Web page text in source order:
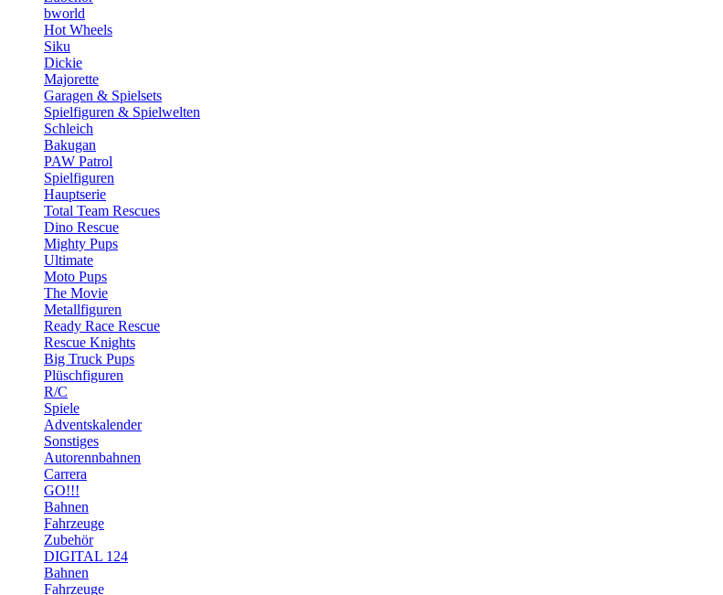
bworld
Hot Wheels
Siku
Dickie
Majorette
Garagen & Spielsets
Spielfiguren & Spielwelten
Schleich
Bakugan
PAW Patrol
Spielfiguren
Hauptserie
Total Team Rescues
Dino Rescue
Mighty Pups
Ultimate
Moto Pups
The Movie
Metallfiguren
Ready Race Rescue
Rescue Knights
Big Truck Pups
Plüschfiguren
R/C
Spiele
Adventskalender
Sonstiges
Autorennbahnen
Carrera
GO!!!
Bahnen
Fahrzeuge
Zubehör
DIGITAL 124
Bahnen
Fahrzeuge